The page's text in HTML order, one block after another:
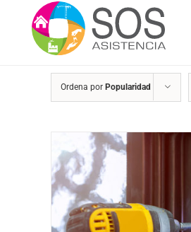
contenido
Ordena por Popularidad